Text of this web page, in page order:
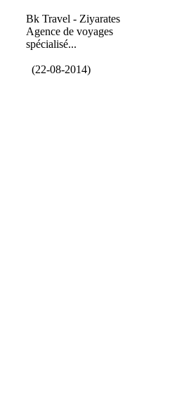
Bk Travel - Ziyarates
Agence de voyages
spécialisé...
(22-08-2014)